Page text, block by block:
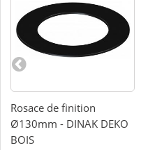
Rosace de finition
Ø130mm - DINAK DEKO
BOIS